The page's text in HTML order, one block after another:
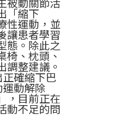
被動關節活
「縮下
性運動，並
讓患者學習
態。除此之
椅、枕頭、
調整建議。
確縮下巴
動解除
，目前正在
動不足的問